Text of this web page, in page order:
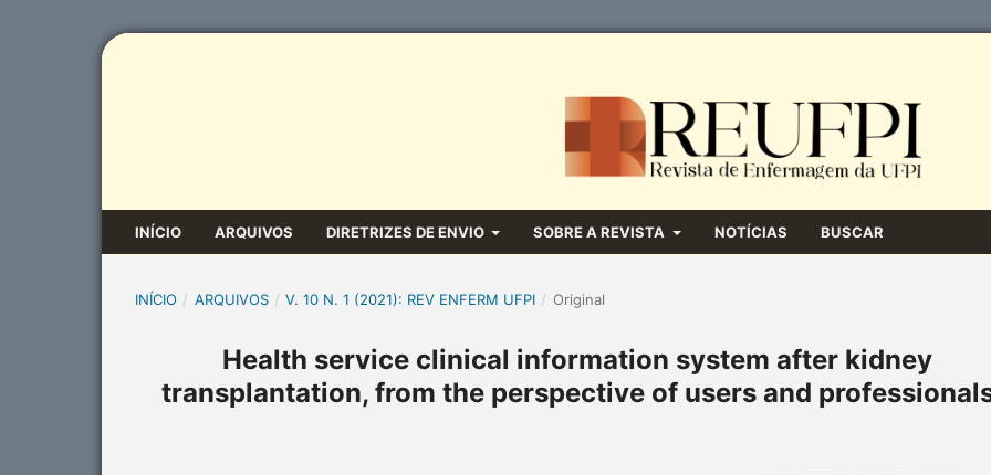
INÍCIO ARQUIVOS DIRETRIZES DE ENVIO SOBRE A REVISTA NOTÍCIAS BUSCAR
INÍCIO / ARQUIVOS / V. 10 N. 1 (2021): REV ENFERM UFPI / Original
Health service clinical information system after kidney
transplantation, from the perspective of users and